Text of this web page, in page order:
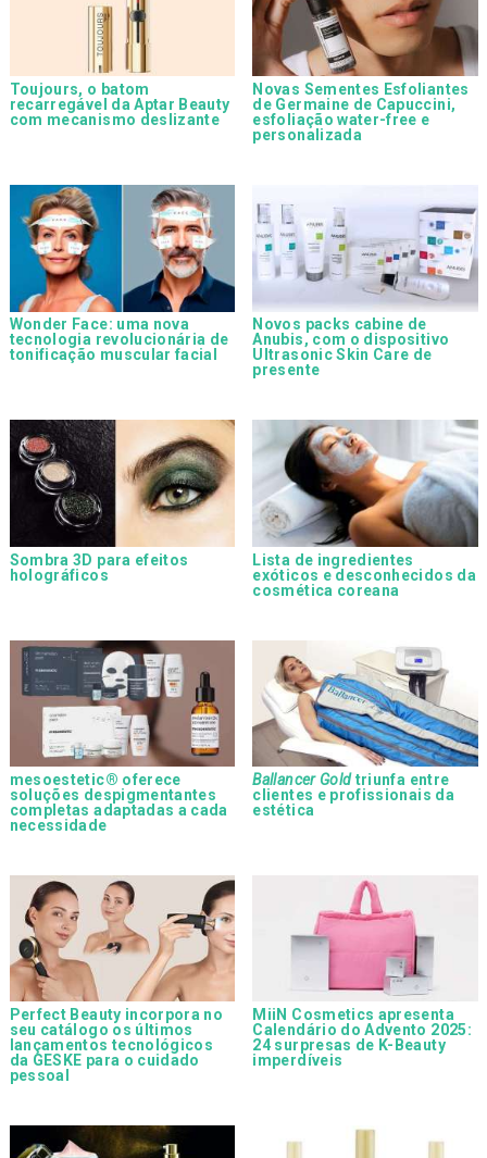
Toujours, o batom
recarregável da Aptar Beauty
com mecanismo deslizante
Novas Sementes Esfoliantes
de Germaine de Capuccini,
esfoliação water-free e
personalizada
Wonder Face: uma nova
tecnologia revolucionária de
tonificação muscular facial
Novos packs cabine de
Anubis, com o dispositivo
Ultrasonic Skin Care de
presente
Sombra 3D para efeitos
holográficos
Lista de ingredientes
exóticos e desconhecidos da
cosmética coreana
mesoestetic® oferece
soluções despigmentantes
completas adaptadas a cada
necessidade
Ballancer Goldtriunfa entre
clientes e profissionais da
estética
Perfect Beauty incorpora no
seu catálogo os últimos
lançamentos tecnológicos
da GESKE para o cuidado
pessoal
MiiN Cosmetics apresenta
Calendário do Advento 2025:
24 surpresas de K-Beauty
imperdíveis